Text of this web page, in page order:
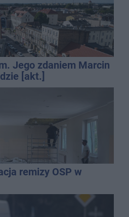
Jego zdaniem Marcin
[akt.]
remizy OSP w